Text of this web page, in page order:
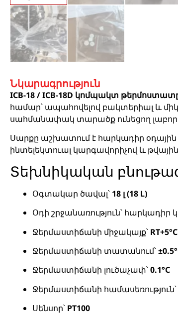
Նկարագրություն
ICB-18 / ICB-18D կոմպակտ
համար՝ ապահովելով բակտերիալ և
սահմանափակ տարածք ունեցող
Սարքը աշխատում է հարկադիր օդային
ինտելեկտուալ կարգավորիչով և
Տեխնիկական
Օգտակար ծավալ՝ 18 լ (18 L)
Օդի շրջանառություն՝ հարկադիր
Ջերմաստիճանի միջակայք՝
Ջերմաստիճանի տատանում՝
Ջերմաստիճանի լուծաչափ՝0.1°C
Ջերմաստիճանի համասեռություն՝
Սենսոր՝ PT100